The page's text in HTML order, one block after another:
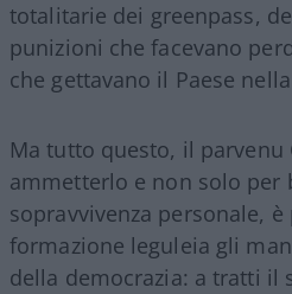
totalitarie dei greenpass,
punizioni che facevano
che gettavano il Paese
Ma tutto questo, il parvenu
ammetterlo e non solo per
sopravvivenza personale,
formazione leguleia gli
della democrazia: a tratti il